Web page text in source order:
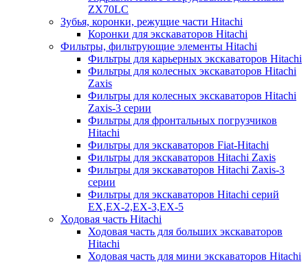
ZX70LC
Зубья, коронки, режущие части Hitachi
Коронки для экскаваторов Hitachi
Фильтры, фильтрующие элементы Hitachi
Фильтры для карьерных экскаваторов Hitachi
Фильтры для колесных экскаваторов Hitachi
Zaxis
Фильтры для колесных экскаваторов Hitachi
Zaxis-3 серии
Фильтры для фронтальных погрузчиков
Hitachi
Фильтры для экскаваторов Fiat-Hitachi
Фильтры для экскаваторов Hitachi Zaxis
Фильтры для экскаваторов Hitachi Zaxis-3
серии
Фильтры для экскаваторов Hitachi серий
EX,EX-2,EX-3,EX-5
Ходовая часть Hitachi
Ходовая часть для больших экскаваторов
Hitachi
Ходовая часть для мини экскаваторов Hitachi